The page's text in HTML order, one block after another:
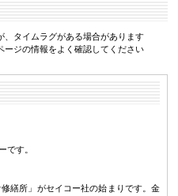
、タイムラグがある場合があります
ージの情報をよく確認してください
です。
繕所」がセイコー社の始まりです。金